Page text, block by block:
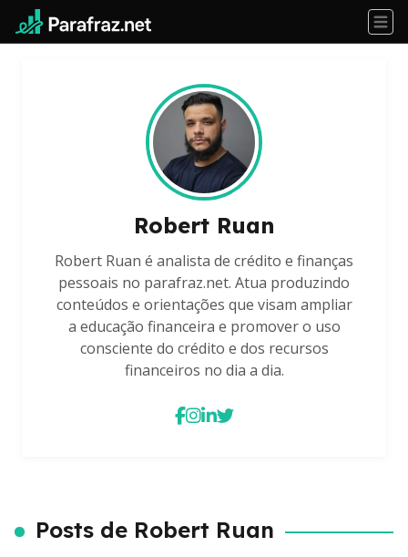
Robert Ruan
Robert Ruan é analista de crédito e finanças
pessoais no parafraz.net. Atua produzindo
conteúdos e orientações que visam ampliar
a educação financeira e promover o uso
consciente do crédito e dos recursos
financeiros no dia a dia.
Posts de Robert Ruan